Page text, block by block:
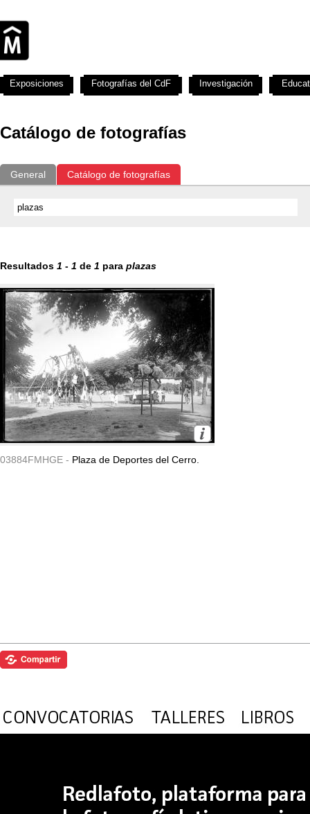
Catálogo de fotografías
General Catálogo de fotografías
Resultados 1 - 1 de 1 para plazas
03884FMHGE - Plaza de Deportes del Cerro.
Exposiciones Fotografías del CdF Investigación